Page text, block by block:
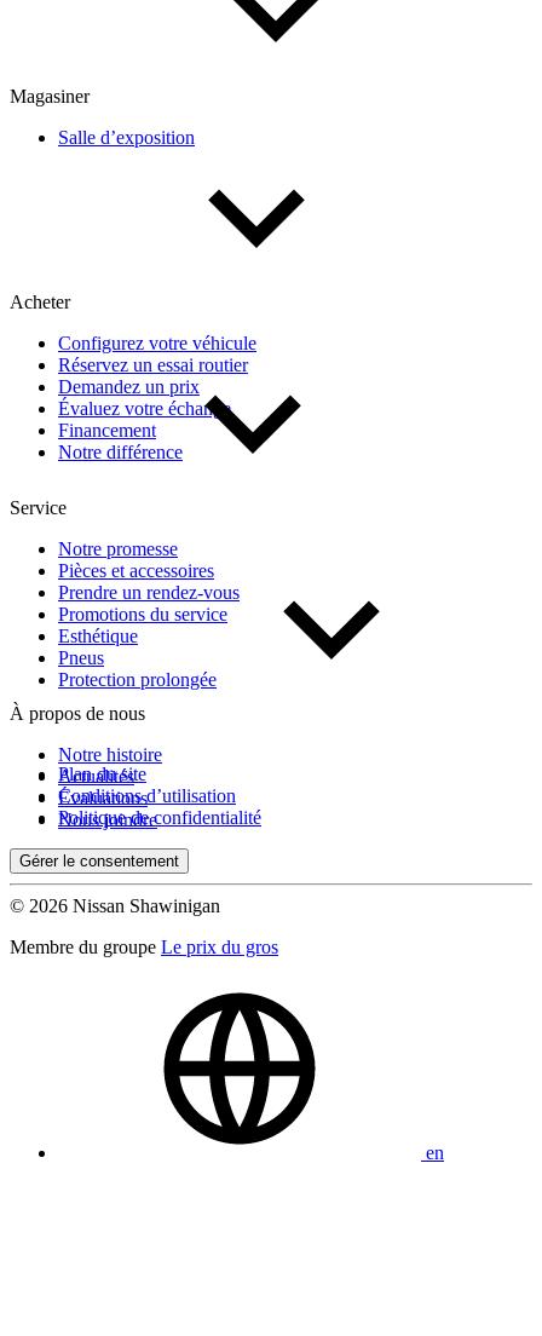
Magasiner
Salle d’exposition
Acheter
Configurez votre véhicule
Réservez un essai routier
Demandez un prix
Évaluez votre échange
Financement
Notre différence
Service
Notre promesse
Pièces et accessoires
Prendre un rendez-vous
Promotions du service
Esthétique
Pneus
Protection prolongée
À propos de nous
Notre histoire
Actualités
Évaluations
Nous joindre
Plan du site
Conditions d’utilisation
Politique de confidentialité
Gérer le consentement
© 2026 Nissan Shawinigan
Membre du groupe Le prix du gros
en